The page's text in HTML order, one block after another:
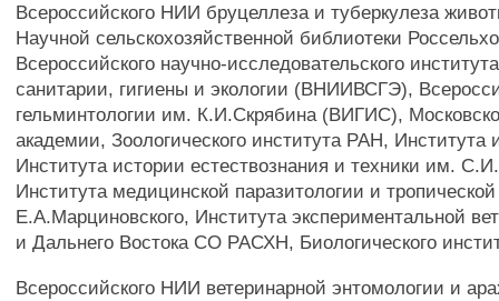
Всероссийского НИИ бруцеллеза и туберкулеза
Научной сельскохозяйственной библиотеки
Всероссийского научно-исследовательского
санитарии, гигиены и экологии (ВНИИВСГЭ),
гельминтологии им. К.И.Скрябина (ВИГИС),
академии, Зоологического института РАН,
Института истории естествознания и техники им.
Института медицинской паразитологии и
Е.А.Марциновского, Института экспериментальной
и Дальнего Востока СО РАСХН, Биологического
Всероссийского НИИ ветеринарной энтомологии и